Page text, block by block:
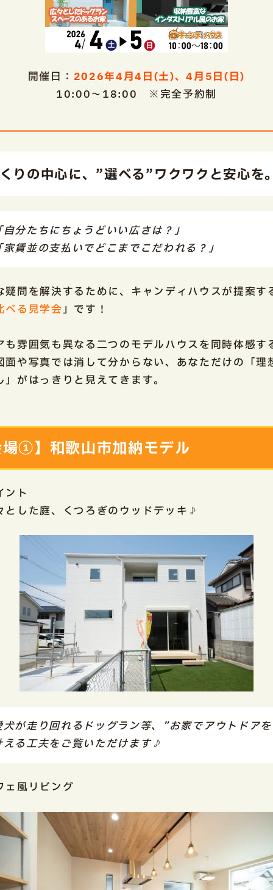
開催日： 2026年4月4日(土)、4月5日(日)
10:00～18:00 ※完全予約制
りの中心に、”選べる”ワクワクと安心を
自分たちにちょうどいい広さは？」
家賃並の支払いでどこまでこだわれる？」
疑問を解決するために、キャンディハウスが提案す
べる見学会」です！
も雰囲気も異なる二つのモデルハウスを同時体感す
面や写真では消して分からない、あなただけの「理
」がはっきりと見えてきます。
①】和歌山市加納モデル
ント
とした庭、くつろぎのウッドデッキ♪
犬が走り回れるドッグラン等、”お家でアウトドアを
える工夫をご覧いただけます♪
ェ風リビング